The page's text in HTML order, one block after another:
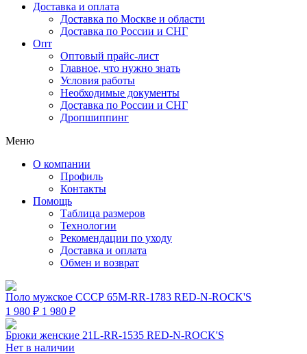
Доставка и оплата
Доставка по Москве и области
Доставка по России и СНГ
Опт
Оптовый прайс-лист
Главное, что нужно знать
Условия работы
Необходимые документы
Доставка по России и СНГ
Дропшиппинг
Меню
О компании
Профиль
Контакты
Помощь
Таблица размеров
Технологии
Рекомендации по уходу
Доставка и оплата
Обмен и возврат
Поло мужское СССР 65M-RR-1783 RED-N-ROCK'S
1 980 ₽ 1 980 ₽
Брюки женские 21L-RR-1535 RED-N-ROCK'S
Нет в наличии